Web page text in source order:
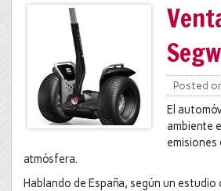
Posted
El
ambiente
atmósfera.
Hablando de España, según un